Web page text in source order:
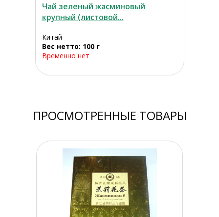
Чай зеленый жасминовый
крупный (листовой...
Китай
Вес нетто: 100 г
Временно нет
ПРОСМОТРЕННЫЕ ТОВАРЫ